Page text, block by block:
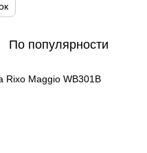
По популярности